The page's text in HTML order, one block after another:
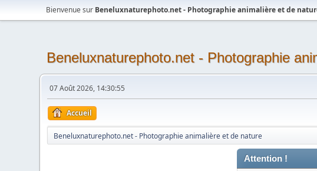
Bienvenue sur Beneluxnaturephoto.net - Photographie animalière et de
Beneluxnaturephoto.net - Photographie
07 Août 2026, 14:30:55
Accueil
Beneluxnaturephoto.net - Photographie animalière et de nature
Attention !